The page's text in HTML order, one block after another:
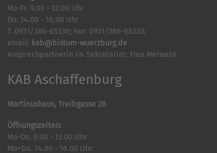
Mo-Fr. 9.00 - 12.00 Uhr
Do. 14.00 - 16.00 Uhr
T. 0931/386-65330; Fax: 0931/386-65320;
email: kab@bistum-wuerzburg.de
Ansprechpartnerin im Sekretariat: Frau Merwald
KAB Aschaffenburg
Martinushaus, Treibgasse 26
Öffnungszeiten:
Mo-Do. 9.00 - 12.00 Uhr
Mo+Do. 14.00 - 16.00 Uhr